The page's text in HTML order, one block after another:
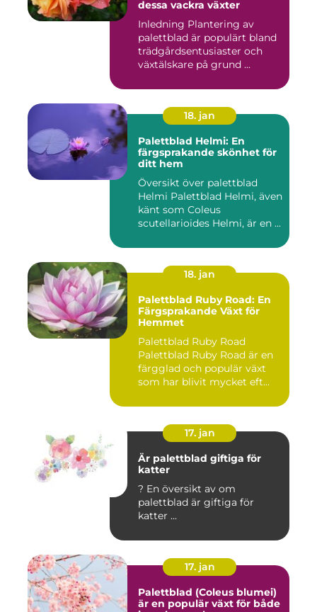
dessa vackra växter
Inledning Plantering av
palettblad är populärt bland
trädgårdsentusiaster och
växtälskare på grund ...
18. jan
Palettblad Helmi: En
färgsprakande skönhet för
ditt hem
Översikt över palettblad
Helmi Palettblad Helmi, även
känt som Coleus
scutellarioides Helmi, är en ...
18. jan
Palettblad Ruby Road: En
Färgsprakande Växt för
Hemmet
Palettblad Ruby Road
Palettblad Ruby Road är en
färgglad och populär växt
som har blivit mycket eft...
17. jan
Är palettblad giftiga för
katter
? En översikt av om
palettblad är giftiga för
katter ...
17. jan
Palettblad (Coleus blumei)
är en populär växt för både